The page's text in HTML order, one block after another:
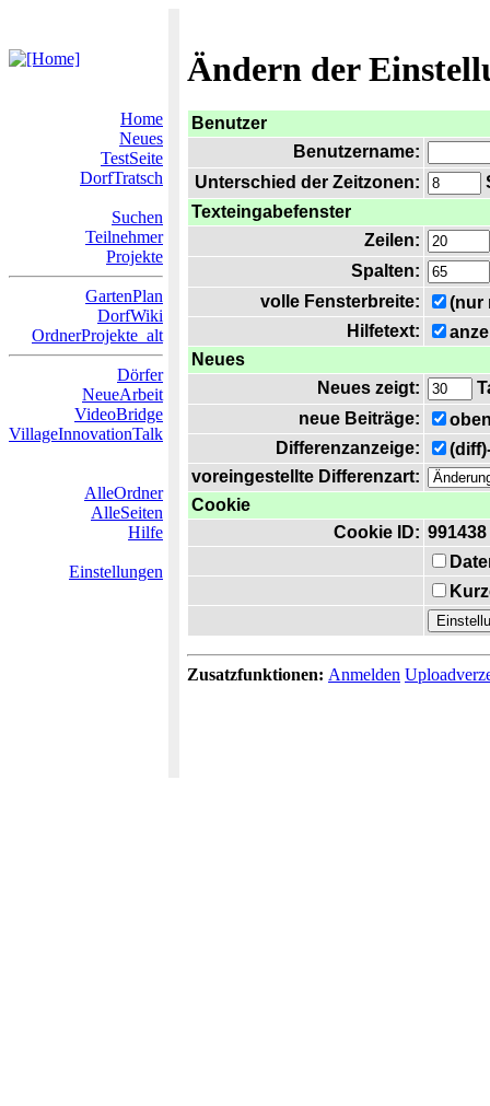
Ändern der
Home
Neues
TestSeite
DorfTratsch
Suchen
Teilnehmer
Projekte
GartenPlan
DorfWiki
OrdnerProjekte_alt
Dörfer
NeueArbeit
VideoBridge
VillageInnovationTalk
AlleOrdner
AlleSeiten
Hilfe
Einstellungen
Benutzer
Benutzername:
Unterschied der Zeitzonen:
Texteingabefenster
Zeilen:
Spalten:
volle Fensterbreite:
(nur
Hilfetext:
Neues
Neues zeigt:
neue Beiträge:
Differenzanzeige:
voreingestellte Differenzart:
Cookie
Cookie ID: 991438
Zusatzfunktionen: Anmelden